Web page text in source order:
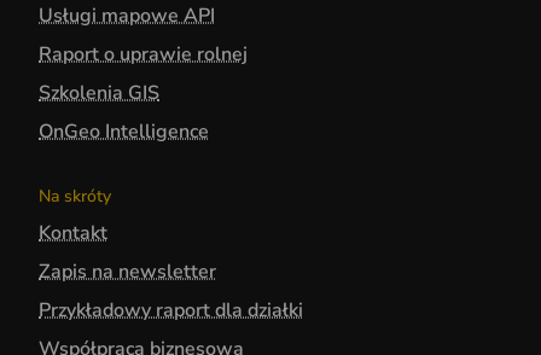
Usługi mapowe API
Raport o uprawie rolnej
Szkolenia GIS
OnGeo Intelligence
Na skróty
Kontakt
Zapis na newsletter
Przykładowy raport dla działki
Współpraca biznesowa